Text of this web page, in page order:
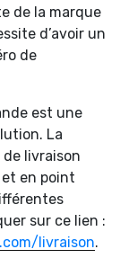
de la marque
d’avoir un
de
est une
La
livraison
en point
sur ce lien :
livraison.